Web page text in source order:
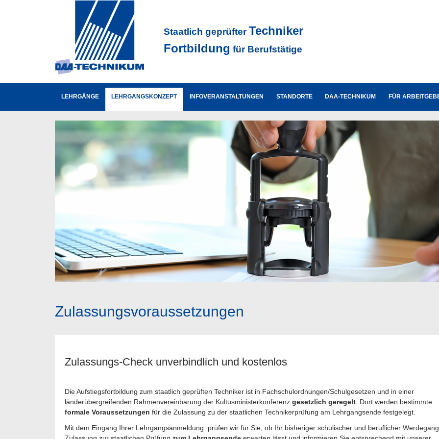
Staatlich geprüfterTechniker
Fortbildung für Berufstätige
LEHRGÄNGE LEHRGANGSKONZEPT INFOVERANSTALTUNGEN STANDORTE DAA-TECHNIKUM FÜR
Zulassungsvoraussetzungen
Zulassungs-Check unverbindlich und kostenlos
Die Aufstiegsfortbildung zum staatlich geprüften Techniker ist in Fachschulordnungen/Schulgesetzen und in einer
länderübergreifenden Rahmenvereinbarung der Kultusministerkonferenz gesetzlich geregelt . Dort werden bestimmte
formale Voraussetzungen für die Zulassung zu der staatlichen Technikerprüfung am Lehrgangsende festgelegt.
Mit dem Eingang Ihrer Lehrgangsanmeldung prüfen wir für Sie, ob Ihr bisheriger schulischer und beruflicher